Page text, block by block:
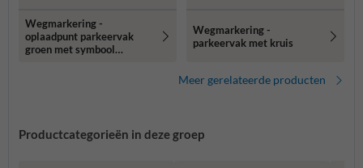
Wegmarkering -
oplaadpunt parkeervak
groen met symbool
Wegmarkering -
parkeervak met kruis
Meer gerelateerde producten
Productcategorieën in deze groep